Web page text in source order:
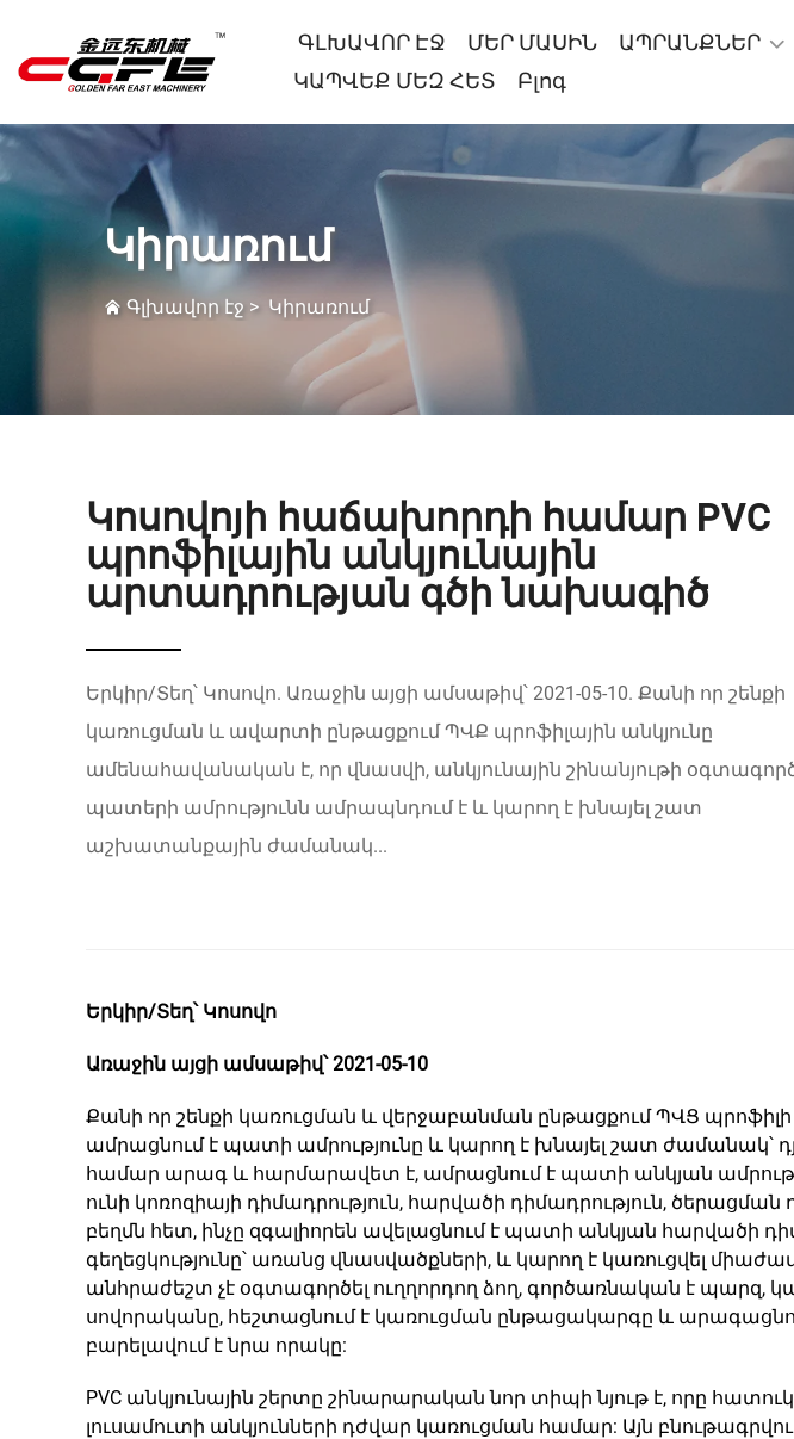
ԳԼԽԱՎՈՐ ԷՋ ՄԵՐ ՄԱՍԻՆ ԱՊՐԱՆՔՆԵՐ
ԿԱՊՎԵՔ ՄԵԶ ՀԵՏ
Բլոգ
Կիրառում
Գլխավոր էջ > Կիրառում
Կոսովոյի հաճախորդի համար PVC
պրոֆիլային անկյունային
արտադրության գծի նախագիծ
Երկիր/Տեղ՝ Կոսովո. Առաջին այցի ամսաթիվ՝ 2021-05-10. Քանի որ շենքի
կառուցման և ավարտի ընթացքում ՊՎՔ պրոֆիլային անկյունը
ամենահավանական է, որ վնասվի, անկյունային շինանյութի
պատերի ամրությունն ամրապնդում է և կարող է խնայել շատ
աշխատանքային ժամանակ...
Երկիր/Տեղ՝ Կոսովո
Առաջին այցի ամսաթիվ՝ 2021-05-10
Քանի որ շենքի կառուցման և վերջաբանման ընթացքում ՊՎՑ
ամրացնում է պատի ամրությունը և կարող է խնայել շատ ժամանակ՝
համար արագ և հարմարավետ է, ամրացնում է պատի անկյան
ունի կոռոզիայի դիմադրություն, հարվածի դիմադրություն, ծերացման
բեղմն հետ, ինչը զգալիորեն ավելացնում է պատի անկյան
գեղեցկությունը՝ առանց վնասվածքների, և կարող է կառուցվել
անհրաժեշտ չէ օգտագործել ուղղորդող ձող, գործառնական է պարզ,
սովորականը, հեշտացնում է կառուցման ընթացակարգը և
բարելավում է նրա որակը:
PVC անկյունային շերտը շինարարական նոր տիպի նյութ է, որը
լուսամուտի անկյունների դժվար կառուցման համար: Այն